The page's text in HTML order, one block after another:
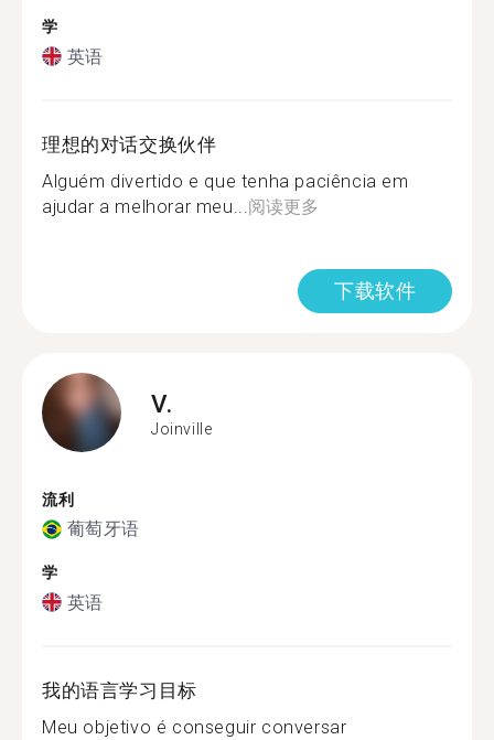
学
英语
理想的对话交换伙伴
Alguém divertido e que tenha paciência em
ajudar a melhorar meu... 阅读更多
下载软件
V.
Joinville
流利
葡萄牙语
学
英语
我的语言学习目标
Meu objetivo é conseguir conversar